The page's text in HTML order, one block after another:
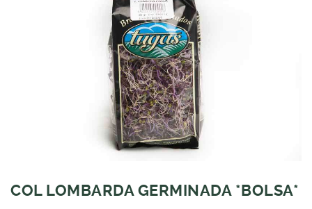
COL LOMBARDA GERMINADA *BOLSA*